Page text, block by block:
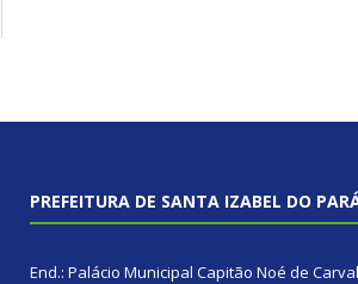
PREFEITURA DE SANTA IZABEL DO
End.: Palácio Municipal Capitão Noé de